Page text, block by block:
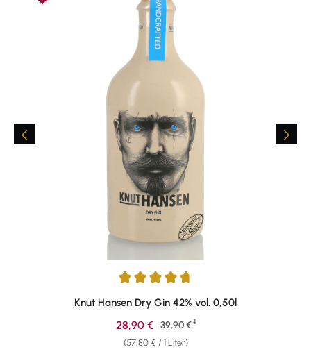
Durchschnittliche Bewertung von 4.87 von 5 Sternen
Knut Hansen Dry Gin 42% vol. 0,50l
(57,80 € / 1 Liter)
Verkaufspreis:
28,90 € Regulärer Preis:
39,90 € 1